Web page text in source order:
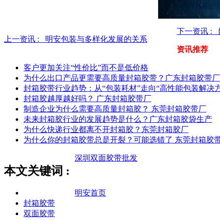
上一资讯 : 明安包装与多样化发展的关系
下一资讯 :
资讯推荐
客户更加关注“性价比”而不是低价格
为什么出口产品更需要高质量封箱胶带？广东封箱胶带厂
封箱胶带行业趋势：从“包装耗材”走向“高性能包装解决
封箱胶越厚越好吗？ 广东封箱胶带厂
制造企业为什么需要高质量封箱胶？ 东莞封箱胶带厂
未来封箱胶行业的发展趋势是什么？广东封箱胶袋生产
为什么快递行业都离不开封箱胶？东莞封箱胶厂
为什么你的封箱胶带总是开裂？可能选错了 东莞封箱胶
本文关键词 :
深圳双面胶带批发
明安首页
封箱胶带
双面胶带